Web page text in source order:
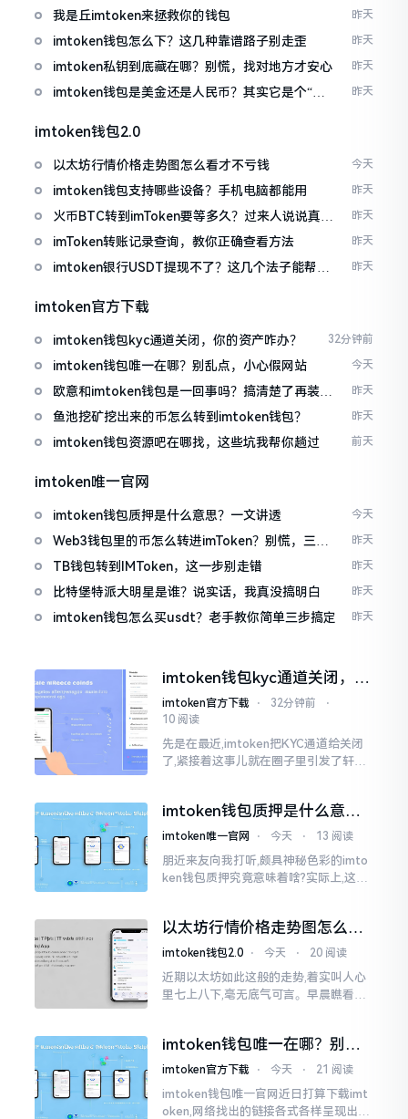
招能救急
我是丘imtoken来拯救你的钱包 昨天
imtoken钱包怎么下？这几种靠谱路子别走歪 昨天
imtoken私钥到底藏在哪？别慌，找对地方才安心 昨天
imtoken钱包是美金还是人民币？其实它是个“多
昨天
imtoken钱包2.0
以太坊行情价格走势图怎么看才不亏钱 今天
imtoken钱包支持哪些设备？手机电脑都能用 昨天
火币BTC转到imToken要等多久？过来人说说真实
情况
昨天
imToken转账记录查询，教你正确查看方法 昨天
imtoken银行USDT提现不了？这几个法子能帮你
昨天
imtoken官方下载
imtoken钱包kyc通道关闭，你的资产咋办？ 32分钟前
imtoken钱包唯一在哪？别乱点，小心假网站 今天
欧意和imtoken钱包是一回事吗？搞清楚了再装钱
包
昨天
鱼池挖矿挖出来的币怎么转到imtoken钱包？ 昨天
imtoken钱包资源吧在哪找，这些坑我帮你趟过 前天
imtoken唯一官网
imtoken钱包质押是什么意思？一文讲透 今天
Web3钱包里的币怎么转进imToken？别慌，三步
搞定
昨天
TB钱包转到IMToken，这一步别走错 昨天
比特堡特派大明星是谁？说实话，我真没搞明白 昨天
imtoken钱包怎么买usdt？老手教你简单三步搞定 昨天
imtoken钱包kyc通道关闭，你
的资产咋办？
imtoken官方下载 ⋅ 32分钟前
⋅
10 阅读
先是在最近,imtoken把KYC通道给关闭
了,紧接着这事儿就在圈子里引发了轩然
imtoken钱包质押是什么意
思？一文讲透
imtoken唯一官网 ⋅ 今天 ⋅ 13 阅读
朋近来友向我打听,颇具神秘色彩的imto
ken钱包质押究竟意味着啥?实际上,这一
以太坊行情价格走势图怎么看
才不亏钱
imtoken钱包2.0 ⋅ 今天 ⋅ 20 阅读
近期以太坊如此这般的走势,着实叫人心
里七上八下,毫无底气可言。早晨瞧看之
得让人心里直冒慌意。
imtoken钱包唯一在哪？别乱
点，小心假网站
imtoken官方下载 ⋅ 今天 ⋅ 21 阅读
imtoken钱包唯一官网近日打算下载imt
oken,网络找出的链接各式各样呈现出乱